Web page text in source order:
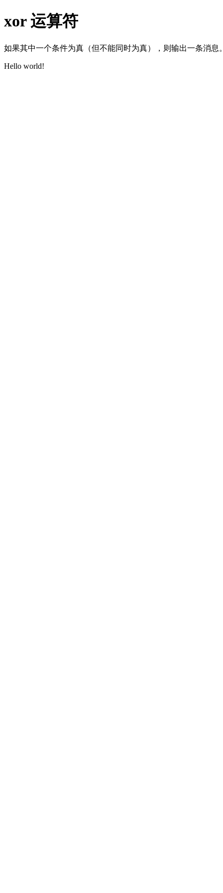
xor 运算符
如果其中一个条件为真（但不能同时为真），则输出一条消息
Hello world!